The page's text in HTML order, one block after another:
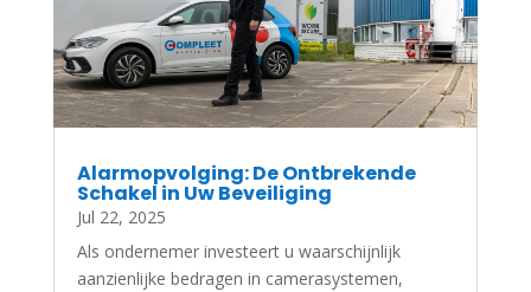
Alarmopvolging: De Ontbrekende
Schakel in Uw Beveiliging
Jul 22, 2025
Als ondernemer investeert u waarschijnlijk
aanzienlijke bedragen in camerasystemen,